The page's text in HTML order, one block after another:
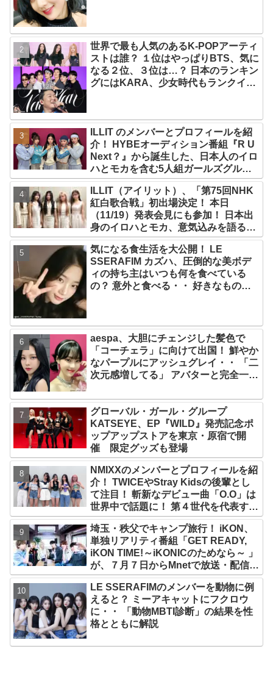
世界で最も人気のあるK-POPアーティ
ストは誰？ １位はやっぱりBTS、気に
なる２位、３位は…？ 日本のランキン
グにはKARA、少女時代もランクイ
ILLIT のメンバーとプロフィールを紹
介！ HYBEオーディション番組『R U
Next？』から誕生した、日本人のイロ
ハとモカを含む5人組ガールズグルー
プ！ デビュー曲「Magnetic」がいき
なりの大ヒット
ILLIT（アイリット）、「第75回NHK
紅白歌合戦」初出場決定！ 本日
（11/19）発表会見にも参加！ 日本出
身のイロハとモカ、意気込みを語る
「ずっと夢見てたステージ…嬉しくて
光栄」
気になる食生活を大公開！ LE
SSERAFIM カズハ、圧倒的な美ボデ
ィの持ち主はいつも何を食べている
の？ 意外と食べる・・ 好きなものを
aespa、大胆にチェンジした髪色で
「コーチェラ」に向けて出国！ 鮮やか
なパープルにアッシュグレイ・・ 「二
次元感増してる」 アバターと完全一致
グローバル・ガール・グループ
KATSEYE、EP『WILD』発売記念ポ
ップアップストアを東京・原宿で開
催 限定グッズも登場
NMIXXのメンバーとプロフィールを紹
介！ TWICEやStray Kidsの後輩とし
て注目！ 斬新なデビュー曲「O.O」は
世界中で話題に！ 第４世代を代表する
美女ソリュンをはじめ、全員ビジュア
ルメンバーといわれるその魅力をチェ
ック
埼玉・秩父でキャンプ旅行！ iKON、
単独リアリティ番組「GET READY,
iKON TIME!～iKONICのためなら～ 」
が、７月７日からMnetで放送・配信ス
タート
LE SSERAFIMのメンバーを動物に例
えると？ ミーアキャットにフクロウ
に・・ 「動物MBTI診断」の結果を性
格とともに解説